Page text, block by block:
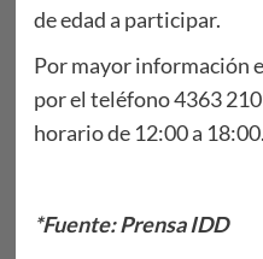
de edad a participar.
Por mayor información
por el teléfono 4363
horario de 12:00 a 18:00.
*Fuente: Prensa IDD